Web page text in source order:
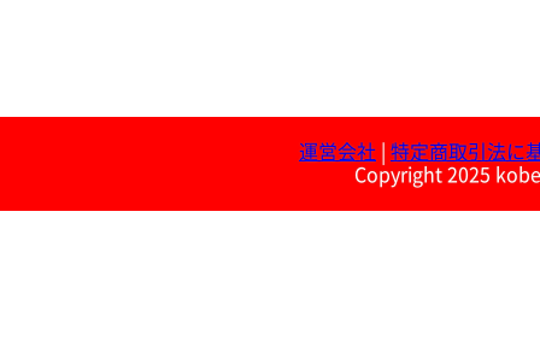
運営会社
特定商取引法に
Copyright 2025